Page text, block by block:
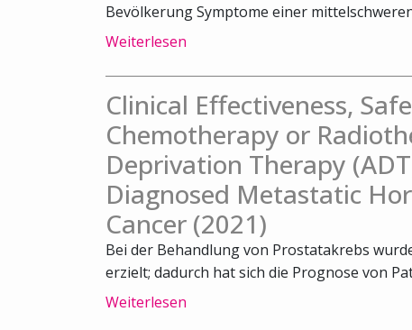
Bevölkerung Symptome einer
Weiterlesen
Clinical Effectiveness,
Chemotherapy or
Deprivation Therapy
Diagnosed Metastatic
Cancer (2021)
Bei der Behandlung von Prostatakrebs
erzielt; dadurch hat sich die Prognose von
Weiterlesen